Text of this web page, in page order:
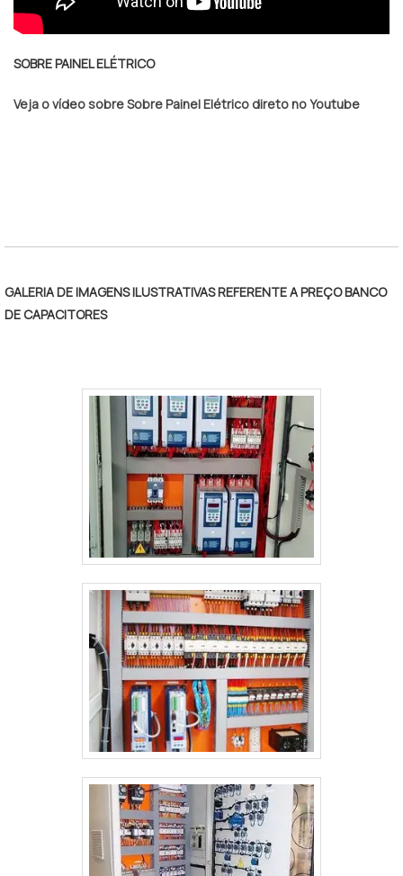
SOBRE PAINEL ELÉTRICO
Veja o vídeo sobre Sobre Painel Elétrico direto no Youtube
GALERIA DE IMAGENS ILUSTRATIVAS REFERENTE A PREÇO BANCO
DE CAPACITORES